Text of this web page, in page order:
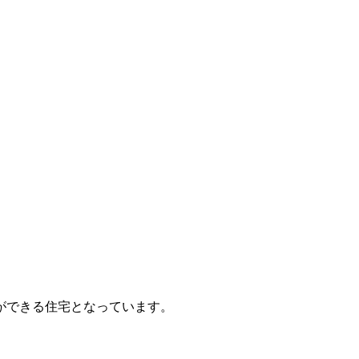
きる住宅となっています。